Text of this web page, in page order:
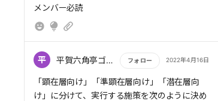
もっと読む
メンバー必読
平 平賀六角亭ゴンザレス大地 フォロー 2022年4月16日
もっと読む
「顕在層向け」「準顕在層向け」「潜在層向
け」に分けて、実行する施策を次のように決め